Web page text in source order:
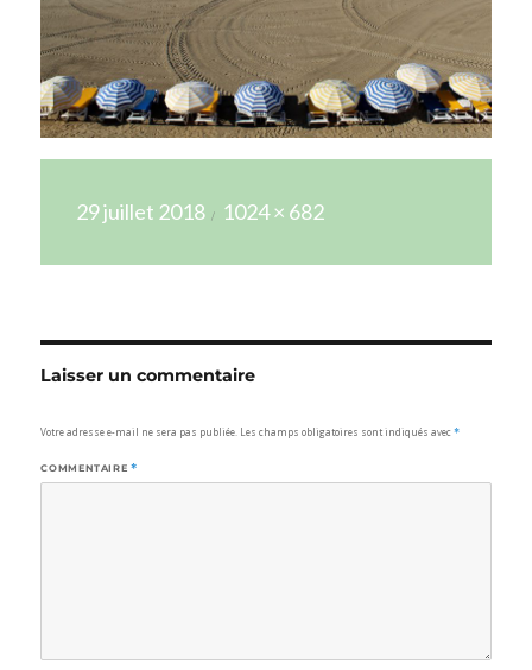
le
29 juillet 2018
réelle
1024 × 682
Laisser un commentaire
Votre adresse e-mail ne sera pas publiée. Les champs obligatoires sont indiqués avec*
COMMENTAIRE *